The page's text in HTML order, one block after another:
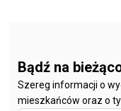
Bądź na
Szereg informacji o
mieszkańców oraz o